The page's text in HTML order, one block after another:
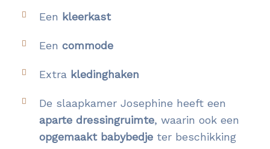
Een kleerkast
Een commode
Extra kledinghaken
De slaapkamer Josephine heeft een
aparte dressingruimte, waarin ook een
opgemaakt babybedje ter beschikking